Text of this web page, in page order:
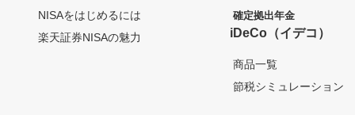
NISAをはじめるには
楽天証券NISAの魅力
確定拠出年金
iDeCo（イデコ）
商品一覧
節税シミュレーション